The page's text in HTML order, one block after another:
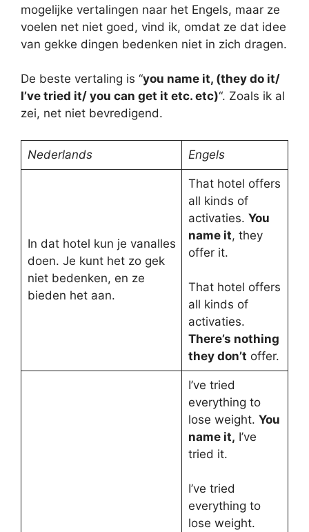
mogelijke vertalingen naar het Engels, maar ze
voelen net niet goed, vind ik, omdat ze dat idee
van gekke dingen bedenken niet in zich dragen.
De beste vertaling is “you name it, (they do it/
I’ve tried it/ you can get it etc. etc)“. Zoals ik al
zei, net niet bevredigend.
Nederlands Engels
In dat hotel kun je vanalles
doen. Je kunt het zo gek
niet bedenken, en ze
bieden het aan.
That hotel offers
all kinds of
activaties. You
name it, they
offer it.
That hotel offers
all kinds of
activaties.
There’s nothing
they don’t offer.
I’ve tried
everything to
lose weight. You
name it, I’ve
tried it.
I’ve tried
everything to
lose weight.